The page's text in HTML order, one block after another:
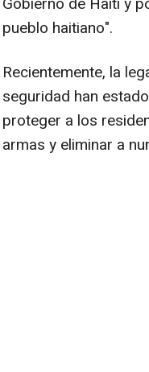
pueblo haitiano".
Recientemente, la
seguridad han
proteger a los
armas y eliminar a